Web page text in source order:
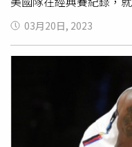
棒。（圖／達志／美聯
場4發全壘打，球員透
轉古巴拿下決賽門票，
秀的球員，透納本次經
成績已是史上第二，距
支，隨著美國繼續晉級
南丁格爾（
寫下，美國隊總教練迪
03月20日, 2023